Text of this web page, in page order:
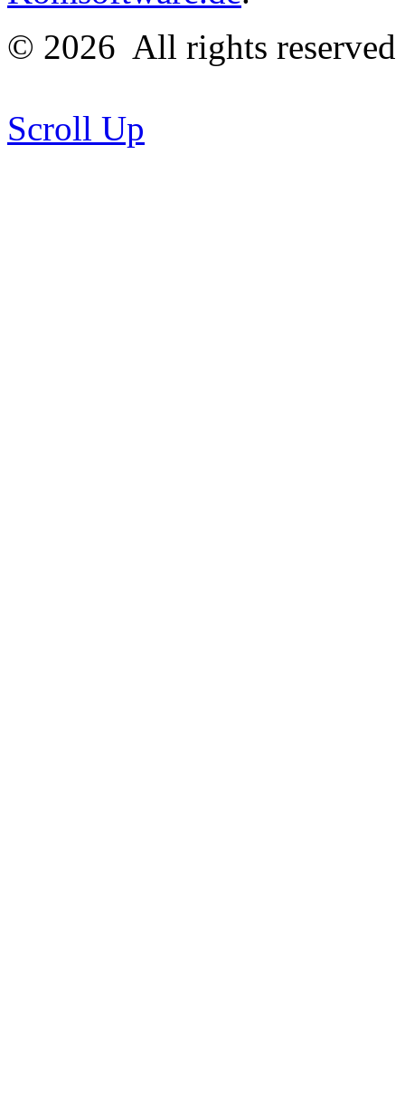
© 2026 All rights
Scroll Up